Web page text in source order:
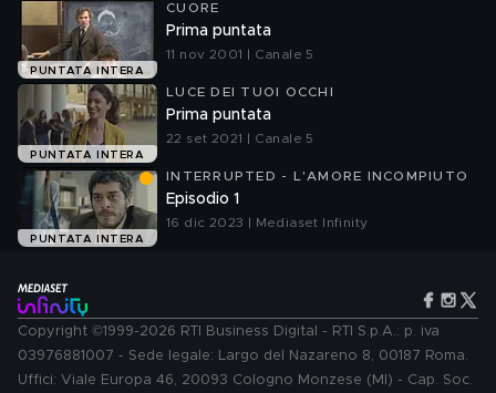
PUNTATA INTERA
CUORE
Prima puntata
11 nov 2001 | Canale 5
PUNTATA INTERA
LUCE DEI TUOI OCCHI
Prima puntata
22 set 2021 | Canale 5
PUNTATA INTERA
INTERRUPTED - L'AMORE INCOMPIUTO
Episodio 1
16 dic 2023 | Mediaset Infinity
Copyright ©1999-2026 RTI Business Digital - RTI S.p.A.: p. iva
03976881007 - Sede legale: Largo del Nazareno 8, 00187 Roma.
Uffici: Viale Europa 46, 20093 Cologno Monzese (MI) - Cap. Soc.